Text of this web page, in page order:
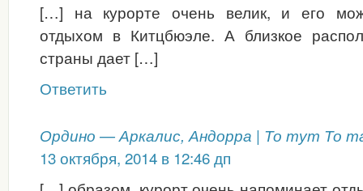
[…] на курорте очень велик, и его
отдыхом в Китцбюэле. А близкое
страны дает […]
Ответить
Ордино — Аркалис, Андорра | То тут То
13 октября, 2014 в 12:46 дп